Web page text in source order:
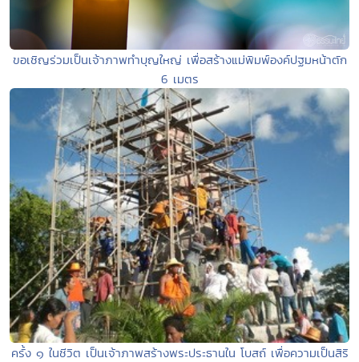
ขอเชิญร่วมเป็นเจ้าภาพทำบุญใหญ่ เพื่อสร้างแม่พิมพ์องค์ปฐมหน้าตัก
6 เมตร
ครั้ง ๑ ในชีวิต เป็นเจ้าภาพสร้างพระประธานใน โบสถ์ เพื่อความเป็นสิริ